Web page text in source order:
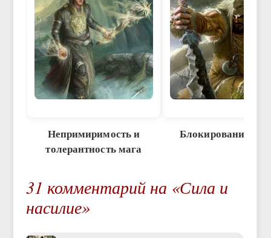
Непримиримость и
толерантность мага
Блокирование
31 комментарий на «Сила и
насилие»